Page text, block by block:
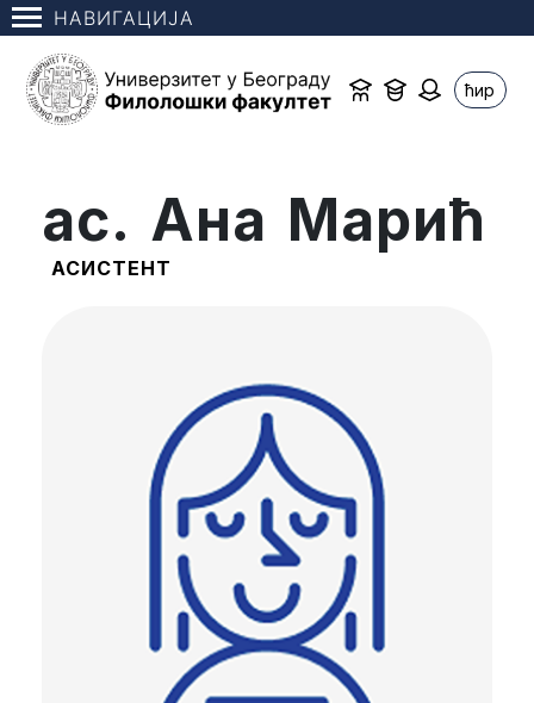
НАВИГАЦИЈА
ћир
ас. Ана Марић
АСИСТЕНТ